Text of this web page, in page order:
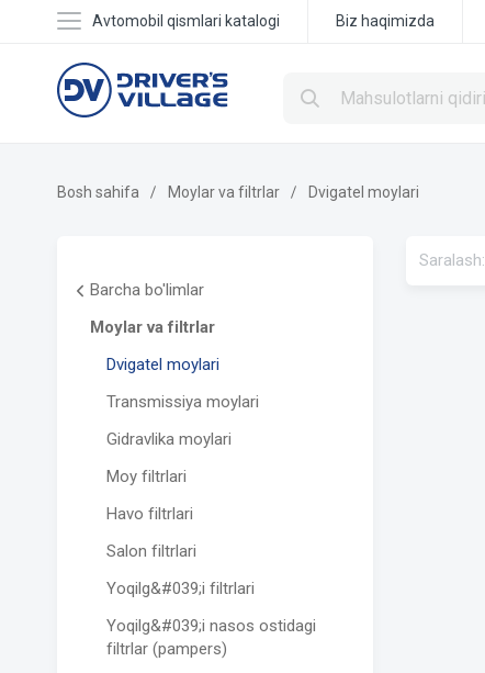
Avtomobil qismlari katalogi Biz haqimizda
Bosh sahifa Moylar va filtrlar Dvigatel moylari
Barcha bo'limlar
Moylar va filtrlar
Dvigatel moylari
Transmissiya moylari
Gidravlika moylari
Moy filtrlari
Havo filtrlari
Salon filtrlari
Yoqilg&#039;i filtrlari
Yoqilg&#039;i nasos ostidagi
filtrlar (pampers)
Saralash: